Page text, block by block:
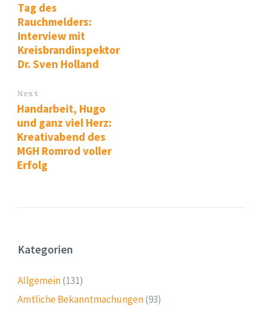
Tag des
Rauchmelders:
Interview mit
Kreisbrandinspektor
Dr. Sven Holland
Next
Handarbeit, Hugo
und ganz viel Herz:
Kreativabend des
MGH Romrod voller
Erfolg
Kategorien
Allgemein(131)
Amtliche Bekanntmachungen(93)